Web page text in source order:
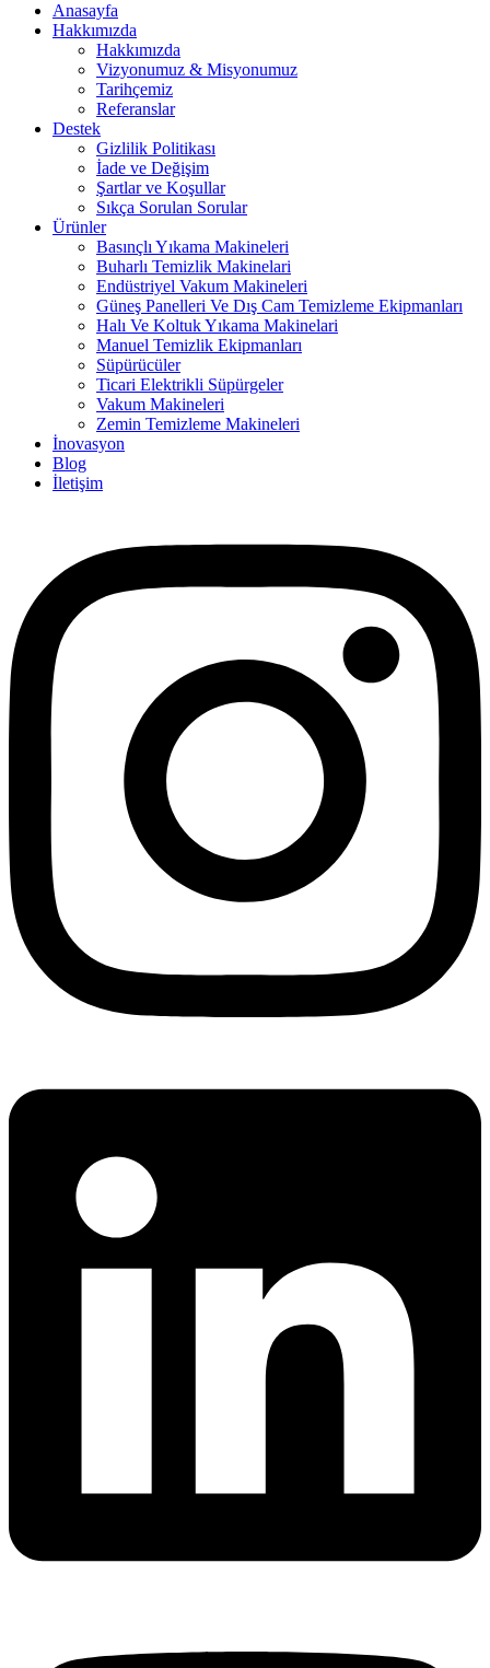
Anasayfa
Hakkımızda
Hakkımızda
Vizyonumuz & Misyonumuz
Tarihçemiz
Referanslar
Destek
Gizlilik Politikası
İade ve Değişim
Şartlar ve Koşullar
Sıkça Sorulan Sorular
Ürünler
Basınçlı Yıkama Makineleri
Buharlı Temizlik Makinelari
Endüstriyel Vakum Makineleri
Güneş Panelleri Ve Dış Cam Temizleme Ekipmanları
Halı Ve Koltuk Yıkama Makinelari
Manuel Temizlik Ekipmanları
Süpürücüler
Ticari Elektrikli Süpürgeler
Vakum Makineleri
Zemin Temizleme Makineleri
İnovasyon
Blog
İletişim